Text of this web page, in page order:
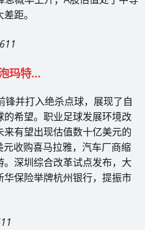
距。
玛特…
并打入绝杀点球，展现了自
希望。职业足球发展环境改
有望出现估值数十亿美元的
收购喜马拉雅，汽车厂商缩
深圳综合改革试点发布，大
保险举牌杭州银行，提振市